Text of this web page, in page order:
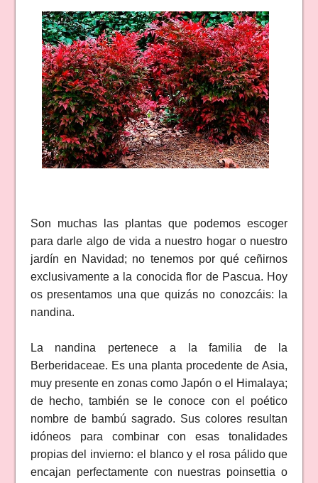
Son muchas las plantas que podemos escoger
para darle algo de vida a nuestro hogar o nuestro
jardín en Navidad; no tenemos por qué ceñirnos
exclusivamente a la conocida flor de Pascua. Hoy
os presentamos una que quizás no conozcáis: la
nandina.
La nandina pertenece a la familia de la
Berberidaceae. Es una planta procedente de Asia,
muy presente en zonas como Japón o el Himalaya;
de hecho, también se le conoce con el poético
nombre de bambú sagrado. Sus colores resultan
idóneos para combinar con esas tonalidades
propias del invierno: el blanco y el rosa pálido que
encajan perfectamente con nuestras poinsettia o